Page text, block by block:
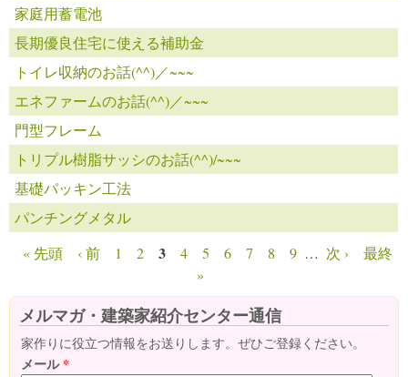
家庭用蓄電池
長期優良住宅に使える補助金
トイレ収納のお話(^^)／~~~
エネファームのお話(^^)／~~~
門型フレーム
トリプル樹脂サッシのお話(^^)/~~~
基礎パッキン工法
パンチングメタル
ページ
« 先頭 ‹ 前 1 2 3 4 5 6 7 8 9 … 次 ›
最終
»
メルマガ・建築家紹介センター通信
家作りに役立つ情報をお送りします。ぜひご登録ください。
メール*